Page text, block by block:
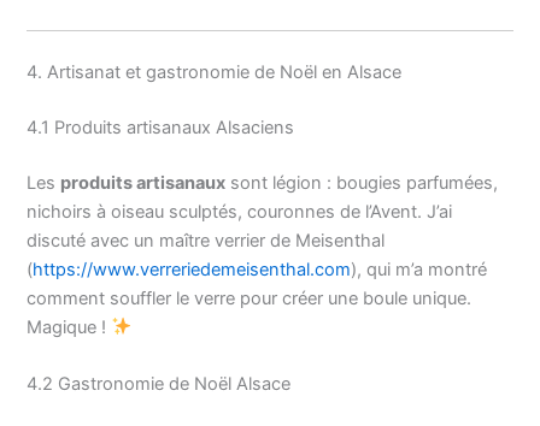
4. Artisanat et gastronomie de Noël en Alsace
4.1 Produits artisanaux Alsaciens
Les produits artisanaux sont légion : bougies parfumées,
nichoirs à oiseau sculptés, couronnes de l’Avent. J’ai
discuté avec un maître verrier de Meisenthal
(https://www.verreriedemeisenthal.com), qui m’a montré
comment souffler le verre pour créer une boule unique.
Magique !
4.2 Gastronomie de Noël Alsace